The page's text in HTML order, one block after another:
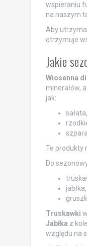
wspieraniu
na naszym
Aby
otrzymuje
Jakie
Wiosenna
minerałów,
jak:
sałata,
Te produkty
Do
jabłka,
Truskawki
Jabłka z
względu na